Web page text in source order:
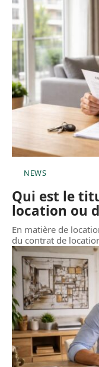
NEWS
Qui est le
location ou
En matière de
du contrat de